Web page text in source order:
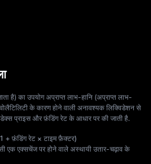
है) का उपयोग अप्राप्त लाभ-हानि (अप्राप्त लाभ-
वोलैटिलिटी के कारण होने वाली अनावश्यक लिक्विडेशन से
प्राइस और फ़ंडिंग रेट के आधार पर की जाती है.
+ फ़ंडिंग रेट × टाइम फ़ैक्टर)
एक एक्सचेंज पर होने वाले अस्थायी उतार-चढ़ाव के